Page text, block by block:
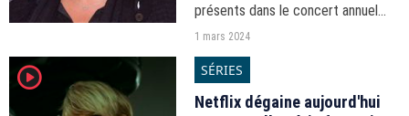
présents dans le concert annuel
pour les Restos du coeur quelques
1 mars 2024
player2 SÉRIES
Netflix dégaine aujourd'hui